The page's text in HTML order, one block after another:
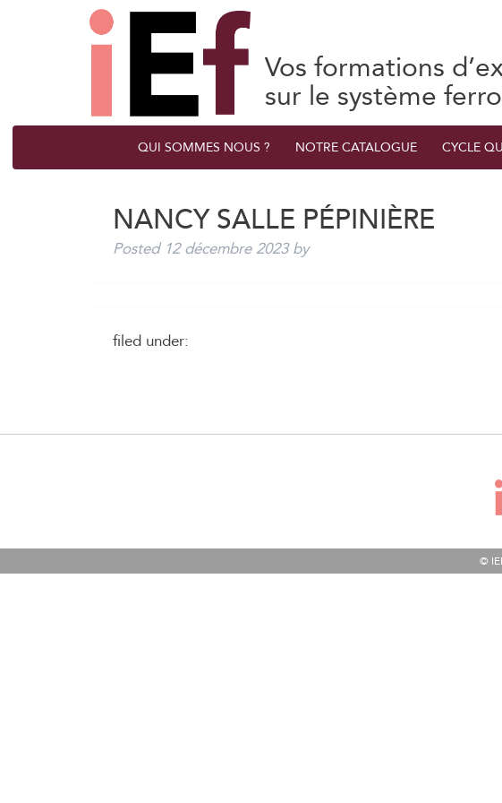
Vos formations
sur le système
QUI SOMMES NOUS ? NOTRE CATALOGUE CYCLE
NANCY SALLE PÉPINIÈRE
Posted 12 décembre 2023 by
filed under:
©